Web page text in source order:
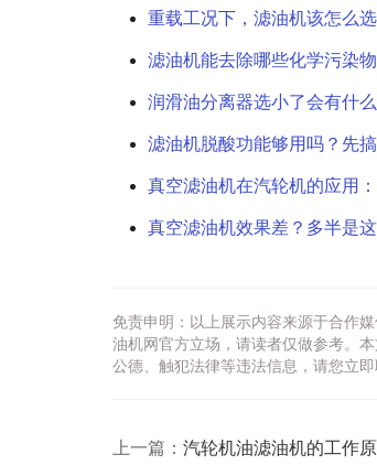
重载工况下，滤油机该怎么
滤油机能去除哪些化学污染
润滑油分离器选小了会有什
滤油机脱酸功能够用吗？先
真空滤油机在汽轮机的应用
真空滤油机效果差？多半是
免责申明：以上展示内容来源于合作
油机网官方立场，请读者仅做参考。
公德、触犯法律等违法信息，请您立即
上一篇： 汽轮机油滤油机的工作